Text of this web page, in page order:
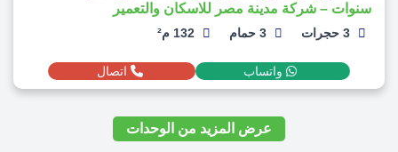
سنوات – شركة مدينة مصر للاسكان والتعمير
3 حجرات 3 حمام 132 م²
واتساب اتصال
عرض المزيد من الوحدات